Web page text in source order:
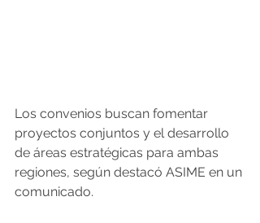
Los convenios buscan fomentar
proyectos conjuntos y el desarrollo
de áreas estratégicas para ambas
regiones, según destacó ASIME en un
comunicado.